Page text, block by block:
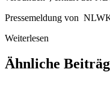
Pressemeldung von
Weiterlesen
Ähnliche